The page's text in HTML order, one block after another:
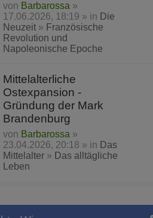
von Barbarossa »
17.06.2026, 18:19 » in Die
Neuzeit » Französische
Revolution und
Napoleonische Epoche
Mittelalterliche
Ostexpansion -
Gründung der Mark
Brandenburg
von Barbarossa »
23.04.2026, 20:18 » in Das
Mittelalter » Das alltägliche
Leben